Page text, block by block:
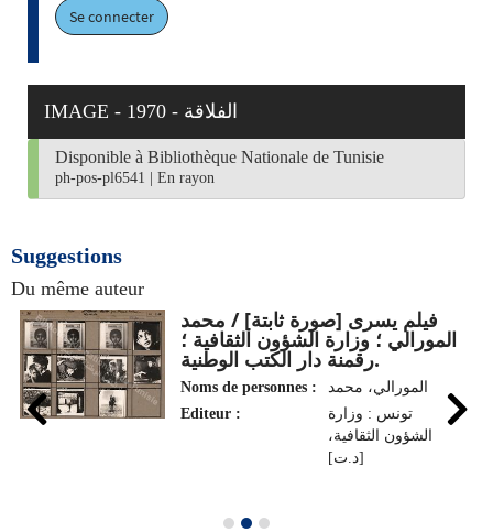
Se connecter
IMAGE - 1970 - الفلاقة
Disponible à Bibliothèque Nationale de Tunisie
ph-pos-pl6541 En rayon
Suggestions
Du même auteur
فيلم يسرى [صورة ثابتة] / محمد
المورالي ؛ وزارة الشؤون الثقافية ؛
رقمنة دار الكتب الوطنية.
Noms de personnes :
المورالي، محمد
Editeur :
تونس : وزارة
الشؤون الثقافية،
[د.ت]